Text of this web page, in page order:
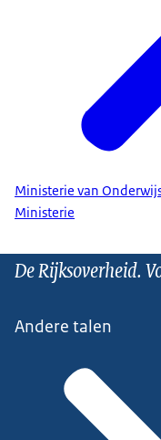
Ministerie van
Ministerie
De Rijksoverheid.
Andere talen